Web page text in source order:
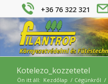
+36 76 322 321
Kotelezo_kozzetetel
Ön itt áll: Kezdőlap / Cégünkről /